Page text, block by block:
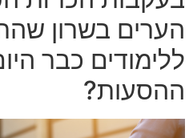
הערים בשרון
ללימודים כבר
ההסעות?